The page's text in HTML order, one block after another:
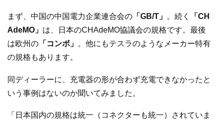
まず、中国の中国電力企業連合会の 「GB/T」 。続く
「CH
AdeMO」 は、日本のCHAdeMO協議会の規格です。最後
は欧州の 「コンボ」 。他にもテスラのようなメーカー特有
の規格もあります。
同ディーラーに、充電器の形が合わず充電できなかったと
いう事例はないのか聞いてみました。
「日本国内の規格は統一（コネクターも統一）されていま